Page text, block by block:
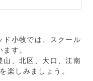
ド小牧では、スクール
す。
山、北区、大口、江南
楽しみましょう。